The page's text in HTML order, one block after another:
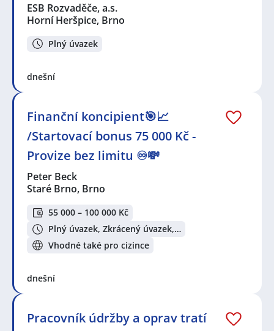
ESB Rozvaděče, a.s.
Horní Heršpice, Brno
Plný úvazek
dnešní
Finanční koncipient🎯📈
/Startovací bonus 75 000 Kč -
Provize bez limitu ♾️💸
Peter Beck
Staré Brno, Brno
55 000 – 100 000 Kč
Plný úvazek, Zkrácený úvazek,…
Vhodné také pro cizince
dnešní
Pracovník údržby a oprav tratí